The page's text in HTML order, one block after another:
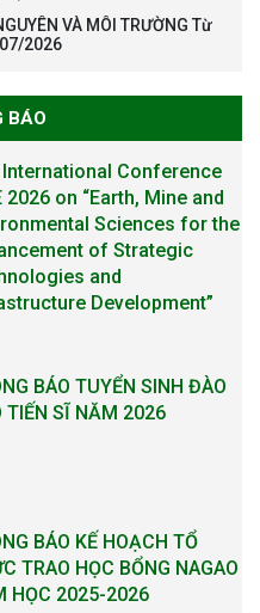
VÀ MÔI TRƯỜNG Từ
2026
BÁO
Conference
2026 on “Earth, Mine and
Sciences for the
of Strategic
and
Development”
BÁO TUYỂN SINH ĐÀO
TIẾN SĨ NĂM 2026
BÁO KẾ HOẠCH TỔ
TRAO HỌC BỔNG NAGAO
HỌC 2025-2026